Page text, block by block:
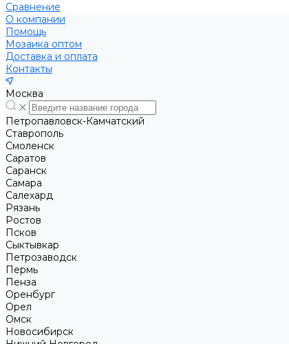
Сравнение
О компании
Помощь
Мозаика оптом
Доставка и оплата
Контакты
Москва
Петропавловск-Камчатский
Ставрополь
Смоленск
Саратов
Саранск
Самара
Салехард
Рязань
Ростов
Псков
Сыктывкар
Петрозаводск
Пермь
Пенза
Оренбург
Орел
Омск
Новосибирск